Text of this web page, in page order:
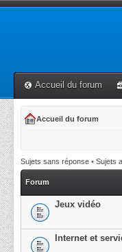
Accueil du forum
Accueil du forum
Sujets sans réponse • Sujets
Forum
Jeux vidéo
Internet et